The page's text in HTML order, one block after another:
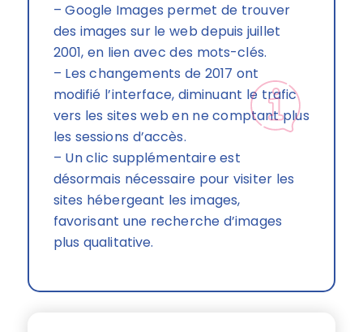
– Google Images permet de trouver
des images sur le web depuis juillet
2001, en lien avec des mots-clés.
– Les changements de 2017 ont
modifié l’interface, diminuant le trafic
vers les sites web en ne comptant plus
les sessions d’accès.
– Un clic supplémentaire est
désormais nécessaire pour visiter les
sites hébergeant les images,
favorisant une recherche d’images
plus qualitative.